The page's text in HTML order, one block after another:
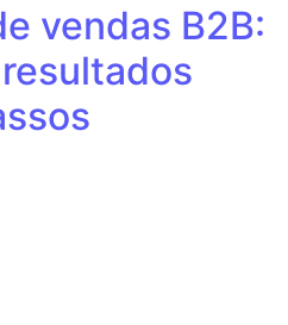
vendas B2B: